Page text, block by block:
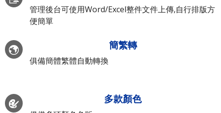
管理後台可使用Word/Excel整件文件上傳,自行排版方
便簡單
簡繁轉
俱備簡體繁體自動轉換
多款顏色